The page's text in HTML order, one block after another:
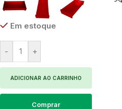
Em estoque
- +
ADICIONAR AO CARRINHO
Comprar